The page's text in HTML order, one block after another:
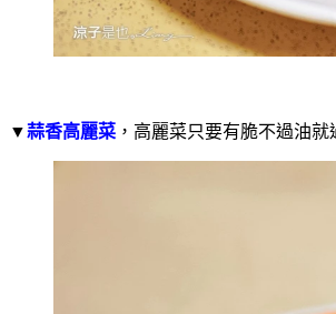
▼蒜香高麗菜 ，高麗菜只要有脆不過油就